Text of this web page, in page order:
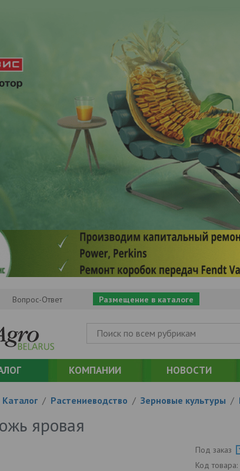
Вопрос-Ответ Размещение в каталоге
КОМПАНИИ НОВОСТИ
Каталог / Растениеводство / Зерновые культуры /
яровая
Под заказ
Код товара: